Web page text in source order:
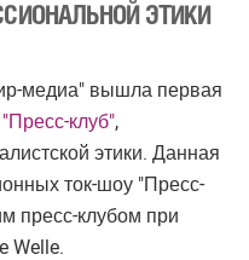
ЭТИКИ
медиа" вышла первая
клуб",
этики. Данная
ток-шоу "Пресс-
пресс-клубом при
Welle.